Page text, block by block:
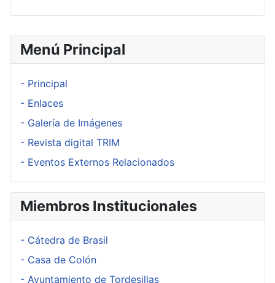
Menú Principal
- Principal
- Enlaces
- Galería de Imágenes
- Revista digital TRIM
- Eventos Externos Relacionados
Miembros Institucionales
- Cátedra de Brasil
- Casa de Colón
- Ayuntamiento de Tordesillas